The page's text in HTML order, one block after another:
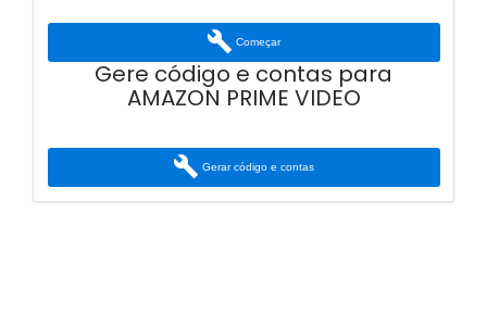
build Começar
Gere código e contas para
AMAZON PRIME VIDEO
build Gerar código e contas